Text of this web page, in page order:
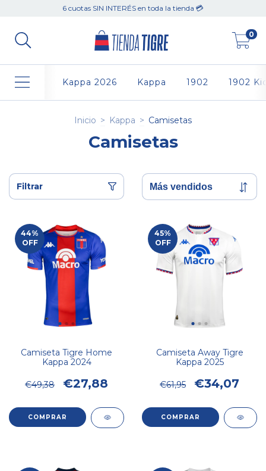
6 cuotas SIN INTERÉS en toda la tienda 💳
0
Kappa 2026 Kappa 1902 1902
Inicio > Kappa > Camisetas
Camisetas
Filtrar
44%
OFF
Camiseta Tigre Home
Kappa 2024
€49,38 €27,88
COMPRAR
45%
OFF
Camiseta Away Tigre
Kappa 2025
€61,95 €34,07
COMPRAR